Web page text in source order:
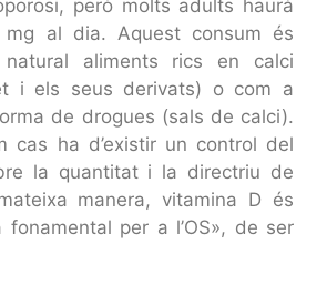
però molts adults haurà
mg al dia. Aquest consum és
aliments rics en calci
i els seus derivats) o com a
de drogues (sals de calci).
cas ha d’existir un control del
la quantitat i la directriu de
manera, vitamina D és
fonamental per a l’OS», de ser